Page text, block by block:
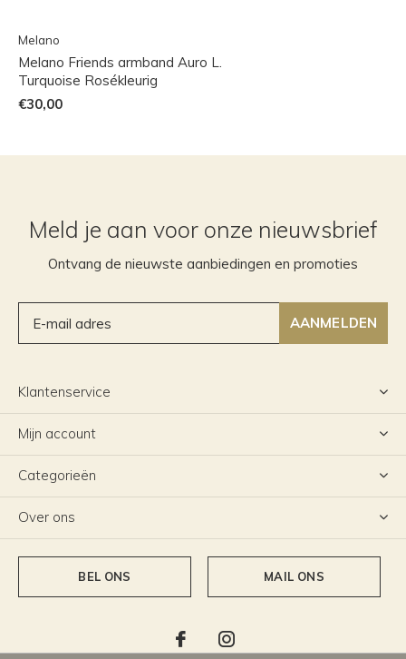
Melano
Melano Friends armband Auro L.
Turquoise Rosékleurig
€30,00
Meld je aan voor onze nieuwsbrief
Ontvang de nieuwste aanbiedingen en promoties
AANMELDEN
Klantenservice
Mijn account
Categorieën
Over ons
BEL ONS MAIL ONS